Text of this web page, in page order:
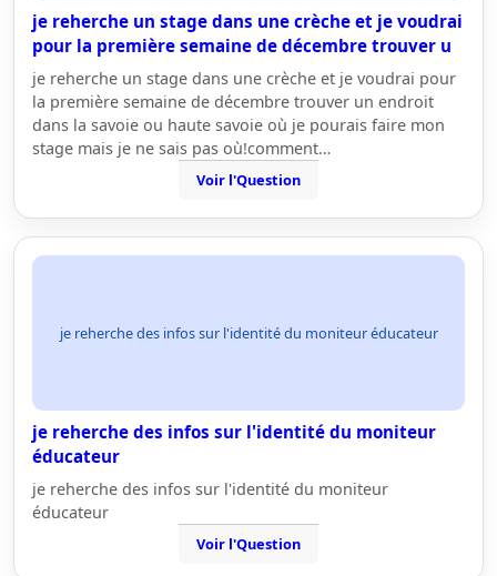
je reherche un stage dans une crèche et je voudrai
pour la première semaine de décembre trouver u
je reherche un stage dans une crèche et je voudrai pour
la première semaine de décembre trouver un endroit
dans la savoie ou haute savoie où je pourais faire mon
stage mais je ne sais pas où!comment…
Voir l'Question
je reherche des infos sur l'identité du moniteur éducateur
je reherche des infos sur l'identité du moniteur
éducateur
je reherche des infos sur l'identité du moniteur
éducateur
Voir l'Question